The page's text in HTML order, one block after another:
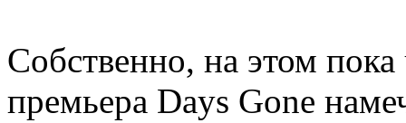
Собственно, на этом
премьера Days Gone